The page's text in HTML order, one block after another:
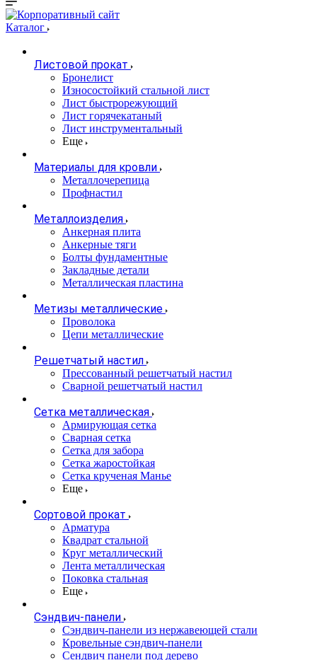
Каталог
Листовой прокат
Бронелист
Износостойкий стальной лист
Лист быстрорежующий
Лист горячекатаный
Лист инструментальный
Еще
Материалы для кровли
Металлочерепица
Профнастил
Металлоизделия
Анкерная плита
Анкерные тяги
Болты фундаментные
Закладные детали
Металлическая пластина
Метизы металлические
Проволока
Цепи металлические
Решетчатый настил
Прессованный решетчатый настил
Сварной решетчатый настил
Сетка металлическая
Армирующая сетка
Сварная сетка
Сетка для забора
Сетка жаростойкая
Сетка крученая Манье
Еще
Сортовой прокат
Арматура
Квадрат стальной
Круг металлический
Лента металлическая
Поковка стальная
Еще
Сэндвич-панели
Cэндвич-панели из нержавеющей стали
Кровельные сэндвич-панели
Сендвич панели под дерево